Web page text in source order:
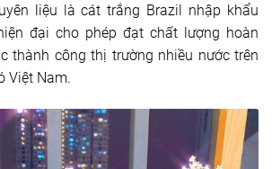
liệu là cát trắng Brazil nhập khẩu
đại cho phép đạt chất lượng hoàn
thành công thị trường nhiều nước trên
Việt Nam.